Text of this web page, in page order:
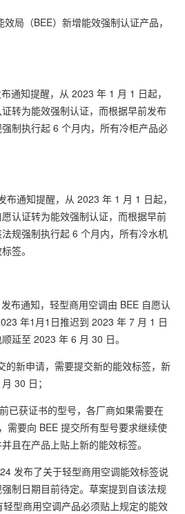
局（BEE）新增能效强制认证产品，
通知提醒，从 2023 年 1 月 1 日起，
转为能效强制认证，而根据早前发布
制执行起 6 个月内，所有冷柜产品必
通知提醒，从 2023 年 1 月 1 日起，
认证转为能效强制认证，而根据早前
规强制执行起 6 个月内，所有冷水机
签。
布通知，轻型商用空调由 BEE 自愿认
年1月1日推迟到 2023 年 7 月 1 日
延至 2023 年 6 月 30 日。
的新申请，需要提交新的能效标签，新
30 日；
已获证书的型号，各厂商如果需要在
需要向 BEE 提交所有型号要求继续使
且在产品上贴上新的能效标签。
发布了关于轻型商用空调能效标签说
制日期目前待定。草案提到自该法规
型商用空调产品必须贴上规定的能效